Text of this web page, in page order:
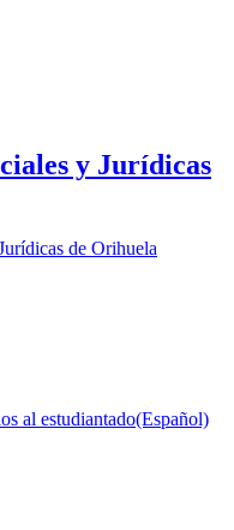
y Jurídicas
de Orihuela
al estudiantado(Español)